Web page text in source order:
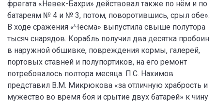
фрегата «Невек-Бахри» действовал также по нём и по
батареям № 4 и № 3, потом, поворотившись, срыл обе».
В ходе сражения «Чесма» выпустила свыше полутора
тысяч снарядов. Корабль получил два десятка пробоин
в наружной обшивке, повреждения кормы, галерей,
портовых ставней и полупортиков, на его ремонт
потребовалось полтора месяца. П.С. Нахимов
представил В.М. Микрюкова «за отличную храбрость и
мужество во время боя и срытие двух батарей» к чину